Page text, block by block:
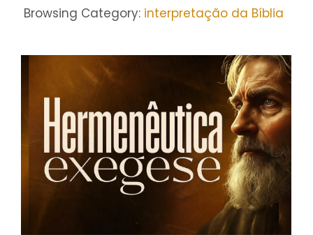
Browsing Category: interpretação da Bíblia